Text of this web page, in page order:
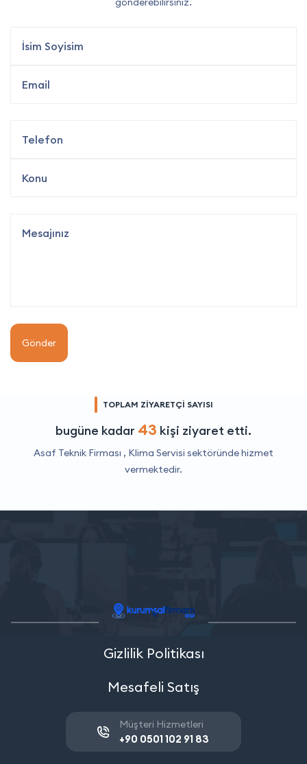
Gönder
TOPLAM ZİYARETÇİ SAYISI
bugüne kadar 43 kişi ziyaret etti.
Asaf Teknik Firması , Klima Servisi sektöründe hizmet
vermektedir.
Gizlilik Politikası
Mesafeli Satış
Müşteri Hizmetleri
+90 0501 102 91 83